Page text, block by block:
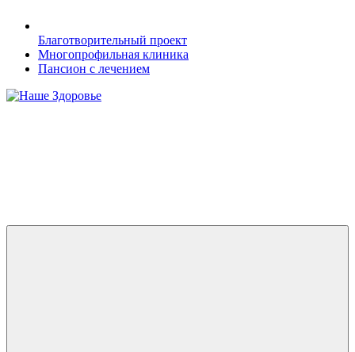
Благотворительный проект
Многопрофильная клиника
Пансион с лечением